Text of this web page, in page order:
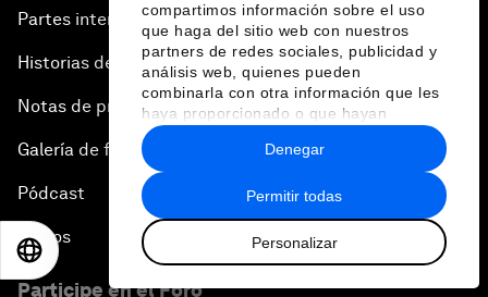
compartimos información sobre el uso
que haga del sitio web con nuestros
partners de redes sociales, publicidad y
análisis web, quienes pueden
combinarla con otra información que les
haya proporcionado o que hayan
recopilado a partir del uso que haya
hecho de sus servicios.
Permitir todas
Personalizar
Denegar
Partes interesadas
Historias del Foro
Notas de prensa
Galería de fotos
Pódcast
Vídeos
Participe en el Foro